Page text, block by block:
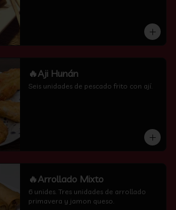
🔥Aji Hunán
Seis unidades de pescado frito con ají.
🔥Arrollado Mixto
6 unides. Tres unidades de arrollado
primavera y jamon queso.